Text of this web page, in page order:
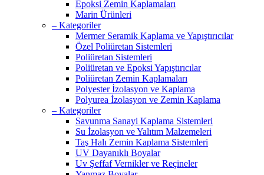
Epoksi Zemin Kaplamaları
Marin Ürünleri
– Kategoriler
Mermer Seramik Kaplama ve Yapıştırıcılar
Özel Poliüretan Sistemleri
Poliüretan Sistemleri
Poliüretan ve Epoksi Yapıştırıcılar
Poliüretan Zemin Kaplamaları
Polyester İzolasyon ve Kaplama
Polyurea İzolasyon ve Zemin Kaplama
– Kategoriler
Savunma Sanayi Kaplama Sistemleri
Su İzolasyon ve Yalıtım Malzemeleri
Taş Halı Zemin Kaplama Sistemleri
UV Dayanıklı Boyalar
Uv Şeffaf Vernikler ve Reçineler